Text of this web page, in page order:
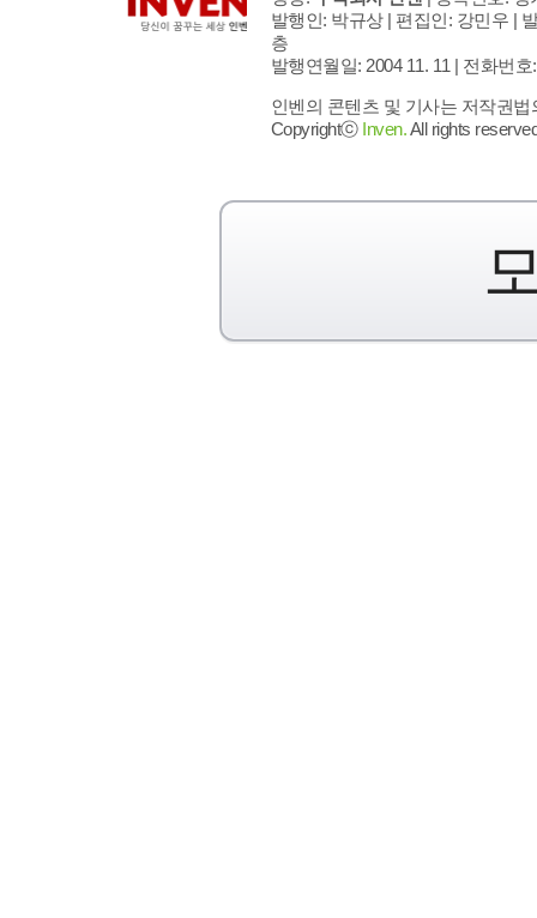
발행인: 박규상 | 편집인: 강민우 |
층
발행연월일: 2004 11. 11 | 전화번호
인벤의 콘텐츠 및 기사는 저작권
Copyrightⓒ Inven.All rights